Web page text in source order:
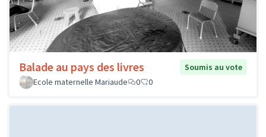
Balade au pays des livres
Soumis au vote
Ecole maternelle Mariaude
0 0